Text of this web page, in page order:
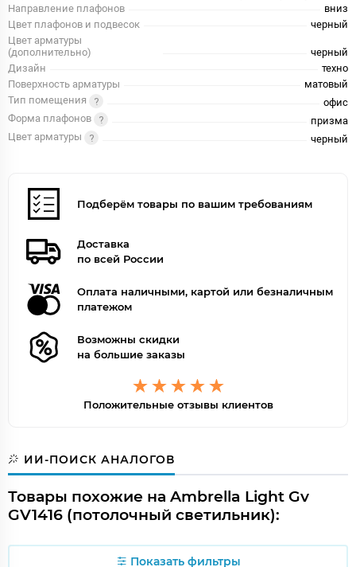
Направление плафонов
вниз
Цвет плафонов и подвесок
черный
Цвет арматуры
(дополнительно)
черный
Дизайн
техно
Поверхность арматуры
матовый
Тип помещения
офис
Форма плафонов
призма
Цвет арматуры
черный
Подберём товары по вашим требованиям
Доставка
по всей России
Оплата наличными, картой или безналичным
платежом
Возможны скидки
на большие заказы
Положительные отзывы клиентов
ИИ-ПОИСК АНАЛОГОВ
Товары похожие на Ambrella Light Gv
GV1416 (потолочный светильник):
Показать фильтры